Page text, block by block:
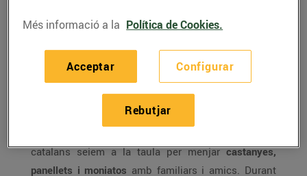
La castanyada, una
festa tradicional
catalans seiem a la taula per menjarcastanyes,
panellets i moniatos amb familiars i amics. Durant
Més informació a la Política de Cookies.
Configurar
Rebutjar
Acceptar